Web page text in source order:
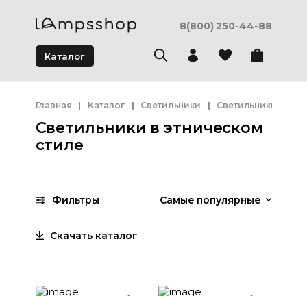
8(800) 250-44-88
Каталог
Главная Каталог Светильники Светильники в
Светильники в этническом
стиле
Фильтры Самые популярные
Скачать каталог